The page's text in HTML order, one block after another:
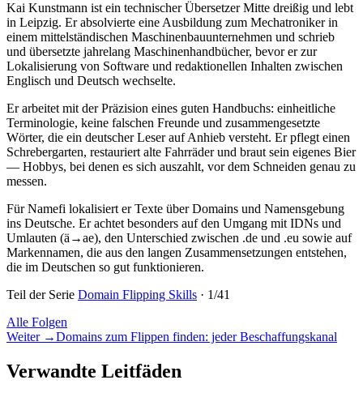
Kai Kunstmann ist ein technischer Übersetzer Mitte dreißig und lebt
in Leipzig. Er absolvierte eine Ausbildung zum Mechatroniker in
einem mittelständischen Maschinenbauunternehmen und schrieb
und übersetzte jahrelang Maschinenhandbücher, bevor er zur
Lokalisierung von Software und redaktionellen Inhalten zwischen
Englisch und Deutsch wechselte.
Er arbeitet mit der Präzision eines guten Handbuchs: einheitliche
Terminologie, keine falschen Freunde und zusammengesetzte
Wörter, die ein deutscher Leser auf Anhieb versteht. Er pflegt einen
Schrebergarten, restauriert alte Fahrräder und braut sein eigenes Bier
— Hobbys, bei denen es sich auszahlt, vor dem Schneiden genau zu
messen.
Für Namefi lokalisiert er Texte über Domains und Namensgebung
ins Deutsche. Er achtet besonders auf den Umgang mit IDNs und
Umlauten (ä→ae), den Unterschied zwischen .de und .eu sowie auf
Markennamen, die aus den langen Zusammensetzungen entstehen,
die im Deutschen so gut funktionieren.
Teil der Serie Domain Flipping Skills · 1/41
Alle Folgen
Weiter→Domains zum Flippen finden: jeder Beschaffungskanal
Verwandte Leitfäden